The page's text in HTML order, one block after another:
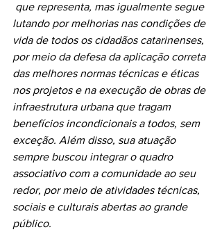
que representa, mas igualmente segue
lutando por melhorias nas condições de
vida de todos os cidadãos catarinenses,
por meio da defesa da aplicação correta
das melhores normas técnicas e éticas
nos projetos e na execução de obras de
infraestrutura urbana que tragam
benefícios incondicionais a todos, sem
exceção. Além disso, sua atuação
sempre buscou integrar o quadro
associativo com a comunidade ao seu
redor, por meio de atividades técnicas,
sociais e culturais abertas ao grande
público.